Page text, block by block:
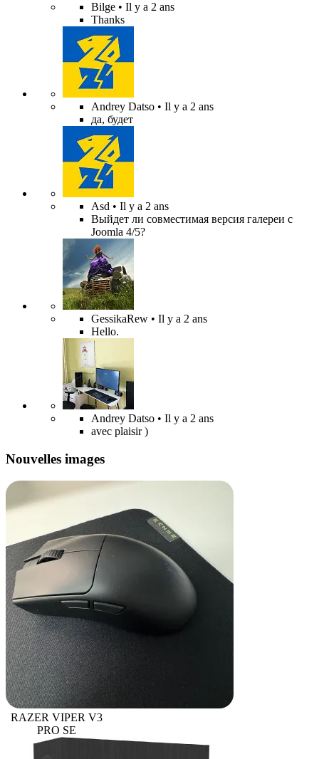
Bilge • Il y a 2 ans
Thanks
Andrey Datso • Il y a 2 ans
да, будет
Asd • Il y a 2 ans
Выйдет ли совместимая версия галереи с
Joomla 4/5?
GessikaRew • Il y a 2 ans
Hello.
Andrey Datso • Il y a 2 ans
avec plaisir )
Nouvelles images
RAZER VIPER V3
PRO SE